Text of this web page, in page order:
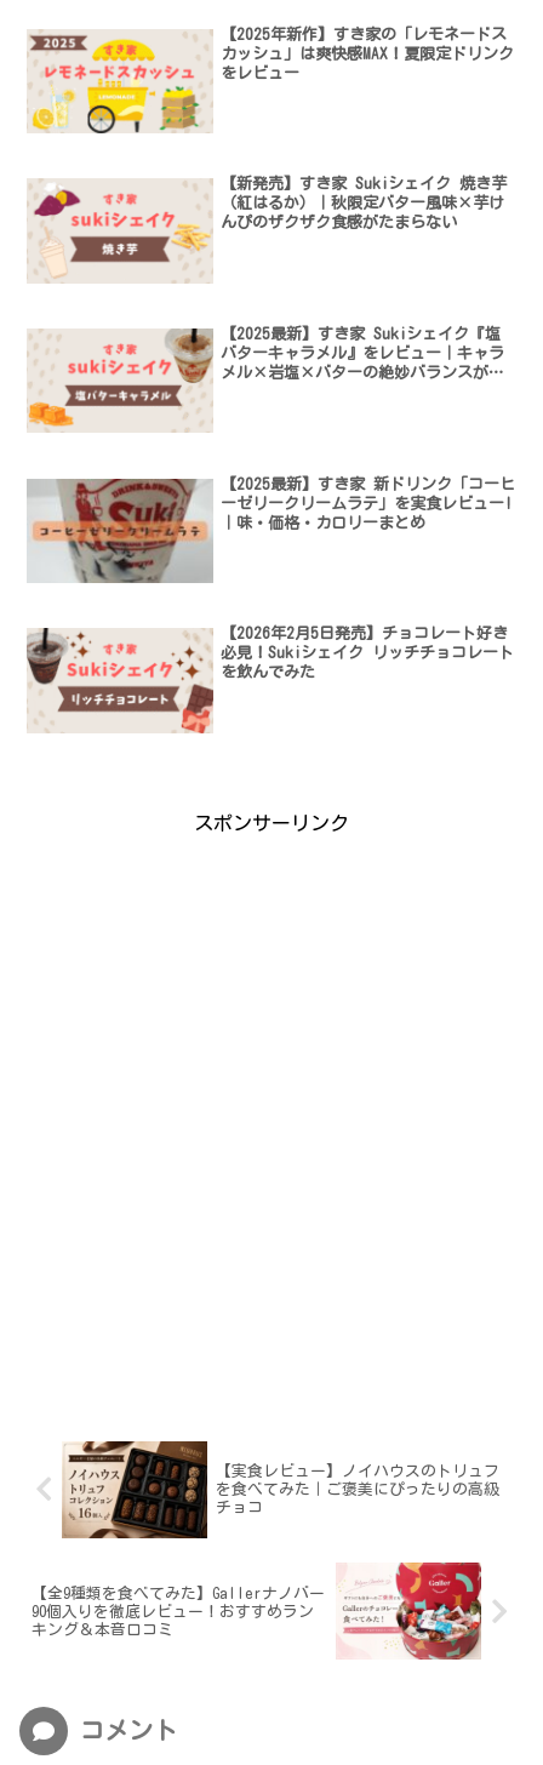
【2025年新作】すき家の「レモネードス
カッシュ」は爽快感MAX！夏限定ドリンク
をレビュー
【新発売】すき家 Sukiシェイク 焼き芋
（紅はるか）｜秋限定バター風味×芋け
んぴのザクザク食感がたまらない
【2025最新】すき家 Sukiシェイク『塩
バターキャラメル』をレビュー｜キャラ
メル×岩塩×バターの絶妙バランスがク
【2025最新】すき家 新ドリンク「コーヒ
ーゼリークリームラテ」を実食レビュー!
｜味・価格・カロリーまとめ
【2026年2月5日発売】チョコレート好き
必見！Sukiシェイク リッチチョコレート
を飲んでみた
スポンサーリンク
【実食レビュー】ノイハウスのトリュフ
を食べてみた｜ご褒美にぴったりの高級
チョコ
【全9種類を食べてみた】Gallerナノバー
90個入りを徹底レビュー！おすすめラン
キング＆本音口コミ
コメント